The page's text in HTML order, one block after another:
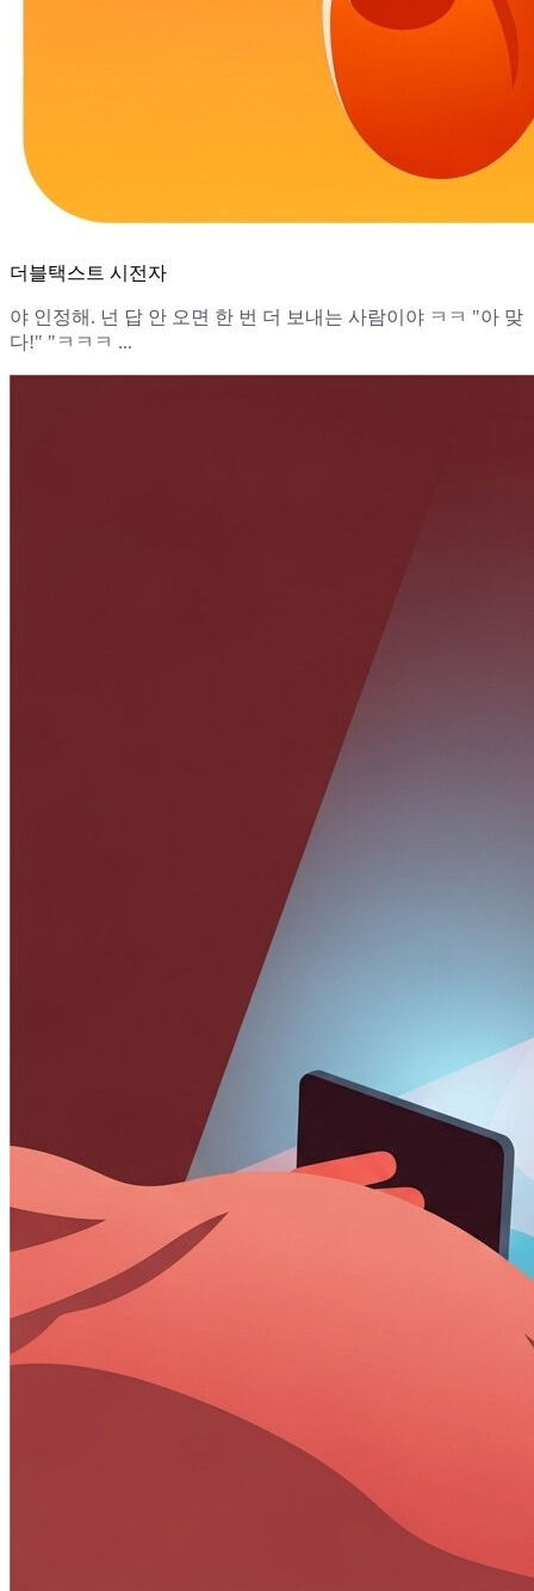
더블택스트 시전자
야 인정해. 넌 답 안 오면 한 번 더 보내는 사람이야 ㅋㅋ "아 맞
다!" "ㅋㅋㅋ ...